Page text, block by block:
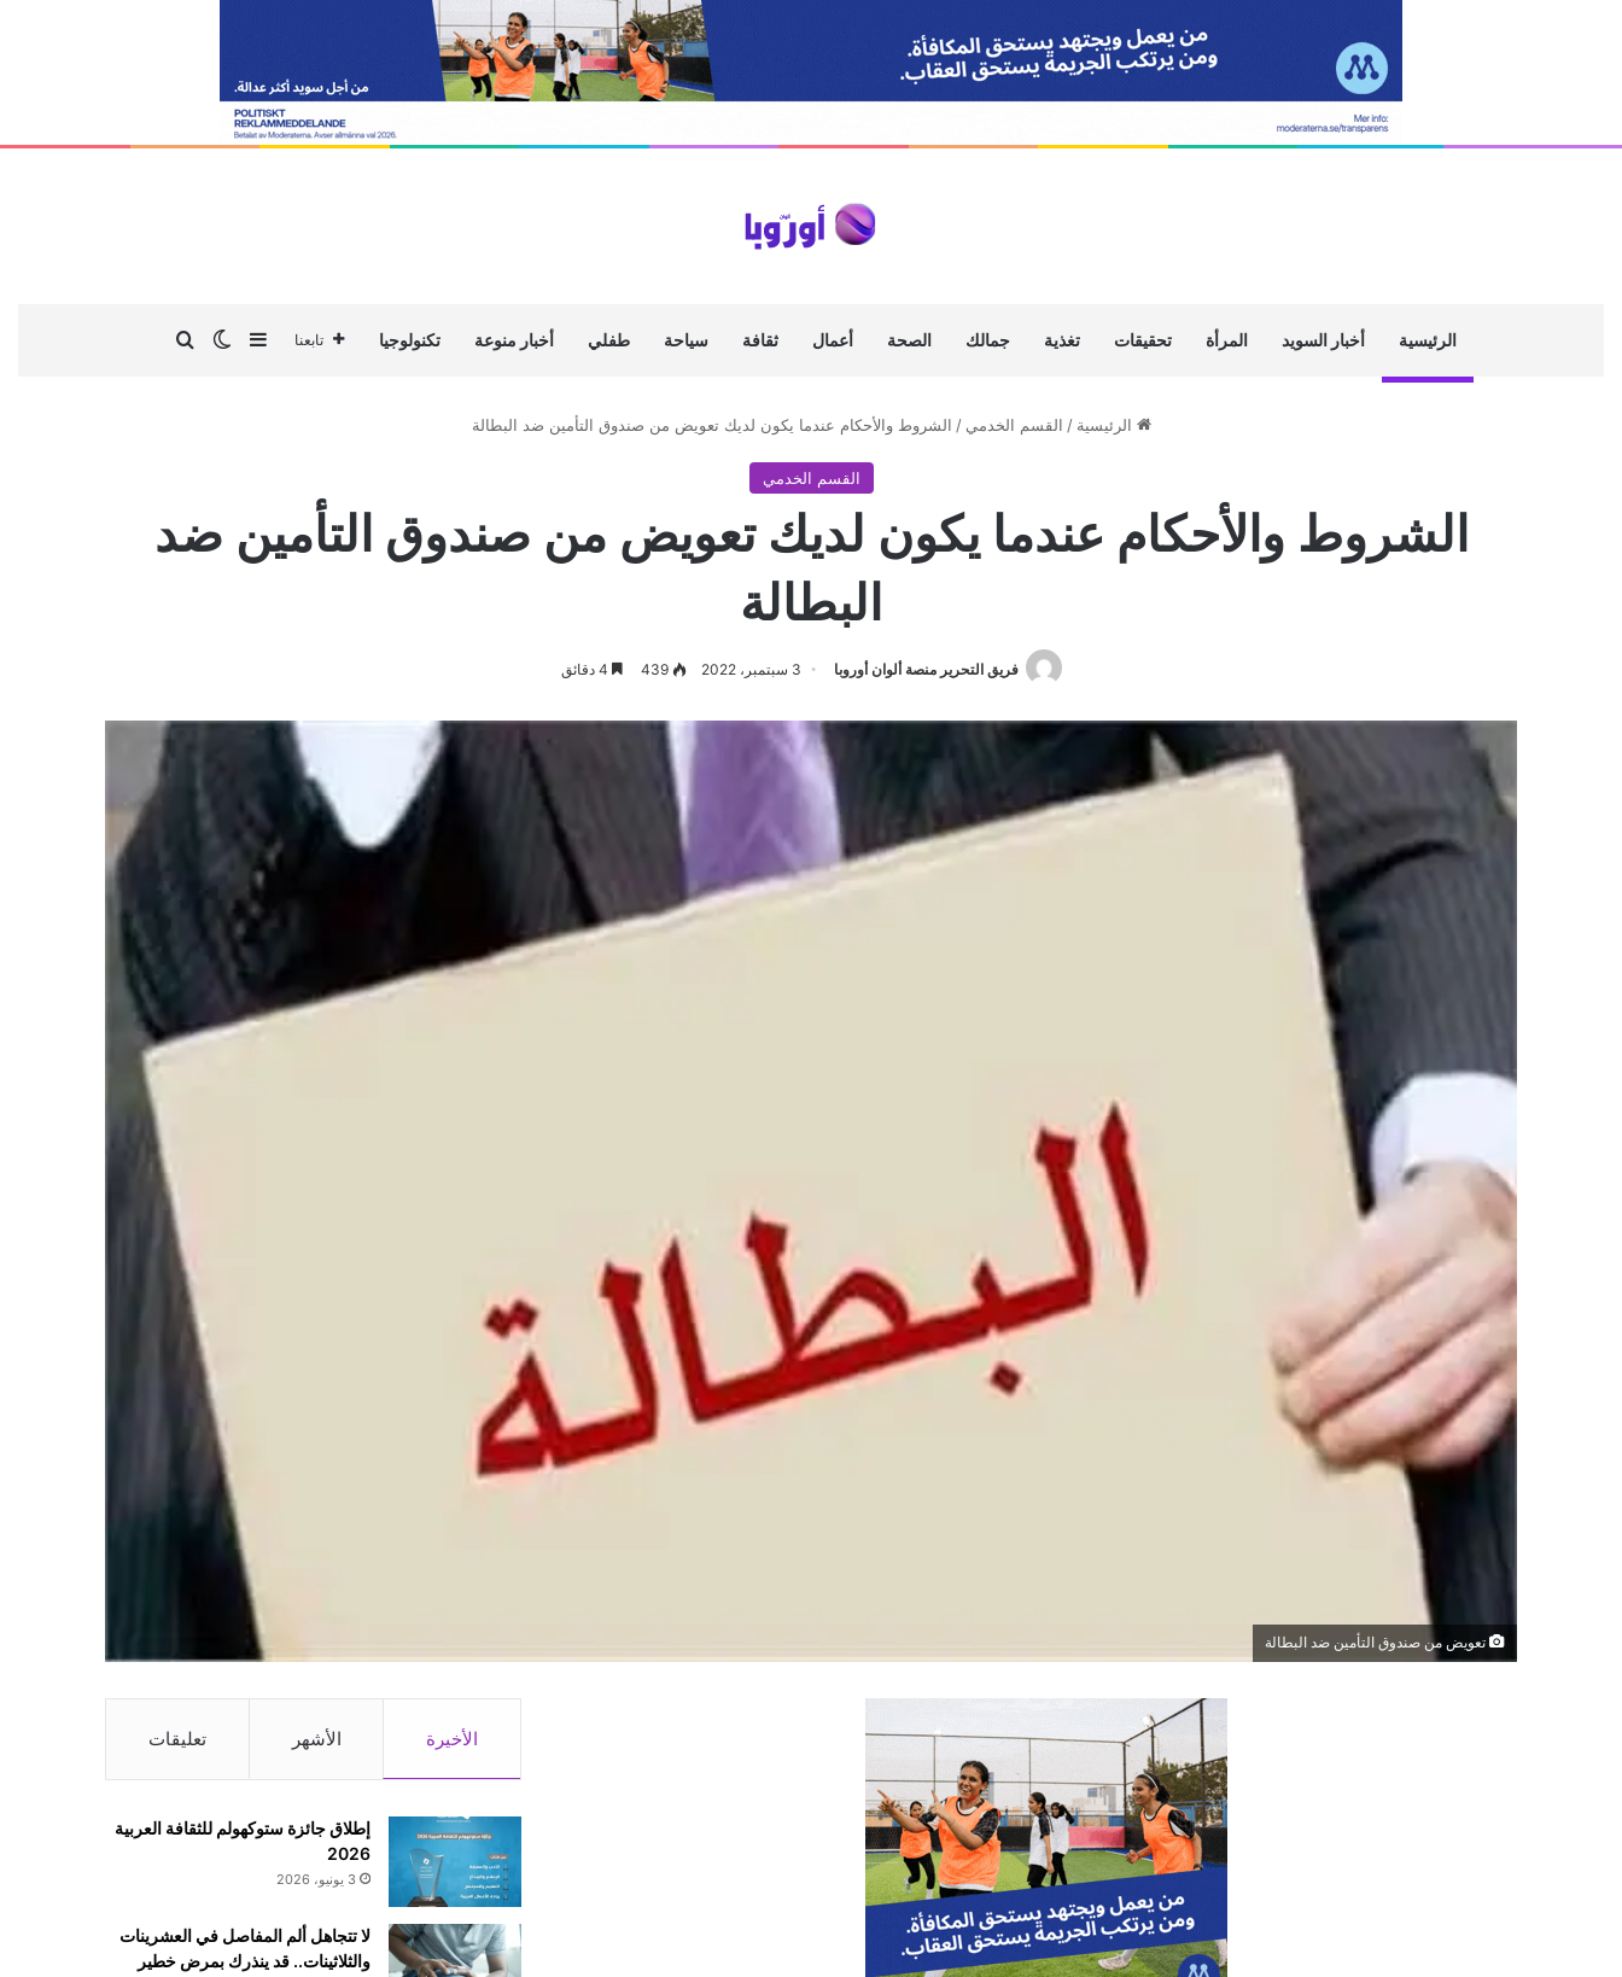
الرئيسية أخبار السويد المرأة تحقيقات تغذية جمالك الصحة أعمال ثقافة سياحة طفلي أخبار منوعة تكنولوجيا تابعنا إضافة عمود جانبي
الوضع المظلم
الرئيسية / القسم الخدمي / الشروط والأحكام عندما يكون لديك تعويض من صندوق التأمين ضد البطالة
القسم الخدمي
الشروط والأحكام عندما يكون لديك تعويض من صندوق التأمين ضد
البطالة
فريق التحرير منصة ألوان أوروبا 3 سبتمبر، 2022 439
تعويض من صندوق التأمين ضد البطالة
الأخيرة الأشهر تعليقات
إطلاق جائزة ستوكهولم للثقافة العربية
2026
3 يونيو، 2026
لا تتجاهل ألم المفاصل في العشرينات
والثلاثينات.. قد ينذرك بمرض خطير